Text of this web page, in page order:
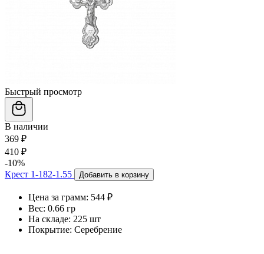
Быстрый просмотр
В наличии
369 ₽
410 ₽
-10%
Крест 1-182-1.55
Добавить в корзину
Цена за грамм: 544 ₽
Вес: 0.66 гр
На складе: 225 шт
Покрытие: Серебрение